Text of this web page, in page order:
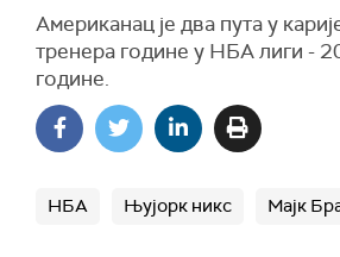
Американац је два пута у
тренера године у НБА лиги -
године.
НБА Њујорк никс Мајк